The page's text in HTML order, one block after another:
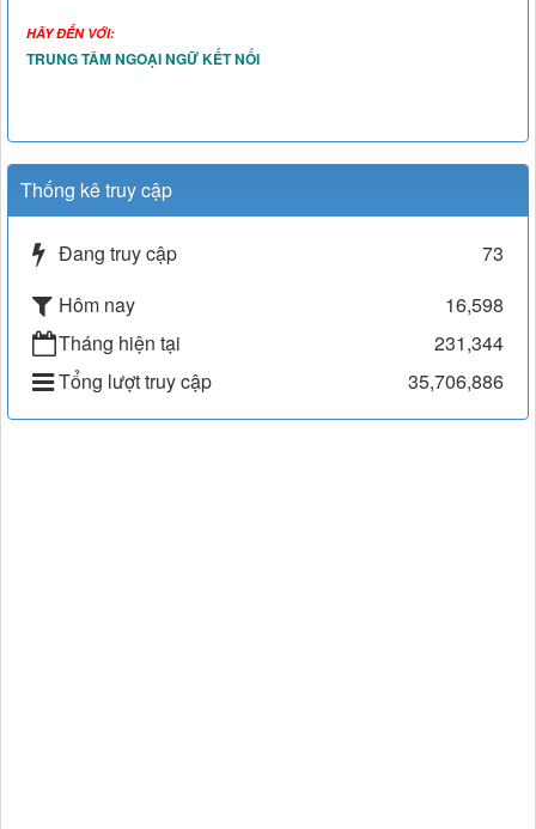
HÃY ĐẾN VỚI:
TRUNG TÂM NGOẠI NGỮ KẾT NỐI
Thống kê truy cập
Đang truy cập
73
Hôm nay
16,598
Tháng hiện tại
231,344
Tổng lượt truy cập
35,706,886